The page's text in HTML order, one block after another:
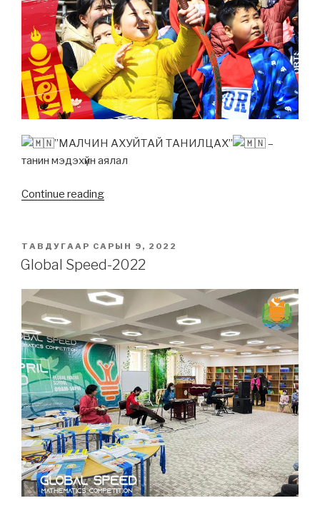
”МАЛЧИН АХУЙТАЙ ТАНИЛЦАХ”
–
танин мэдэхүйн аялал
Continue reading
POSTED
ON
ТАВДУГААР САРЫН 9, 2022
Global Speed-2022